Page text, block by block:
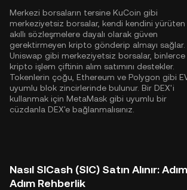
Merkezi borsaların tersine KuCoin gibi
merkeziyetsiz borsalar, kendi kendini yürüten
akıllı sözleşmelere dayalı olarak güven
gerektirmeyen kripto gönderip almayı sağlar.
Uniswap gibi merkeziyetsiz borsalar, binlerce
kripto işlem çiftinin alım satımını destekler.
Tokenlerin çoğu, Ethereum ve Polygon gibi
uyumlu blok zincirlerinde bulunur. Bir DEX'i
kullanmak için MetaMask gibi uyumlu bir
cüzdanla DEX'e bağlanmalısınız.
Nasıl SICash (SIC) Satın Alınır: Adım
Adım Rehberlik